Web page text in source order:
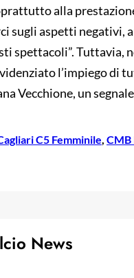
alla
sugli aspetti negativi,
spettacoli”. Tuttavia,
l’impiego di
Vecchione, un
C5 Femminile, CMB
News